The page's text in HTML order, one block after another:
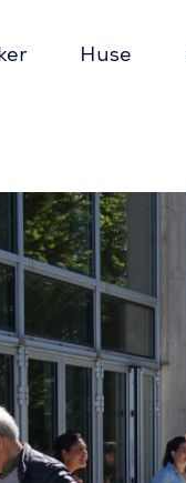
Huse